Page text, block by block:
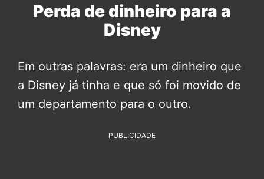
Perda de dinheiro para a
Disney
Em outras palavras: era um dinheiro que
a Disney já tinha e que só foi movido de
um departamento para o outro.
PUBLICIDADE